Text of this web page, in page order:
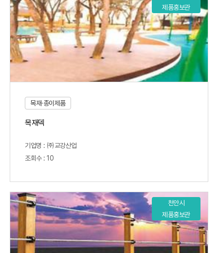
제품홍보관
목재·종이제품
목재덱
기업명 : ㈜교강산업
조회수 : 10
천안시
제품홍보관